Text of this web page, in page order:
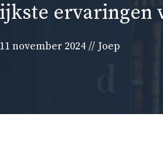
ervaringen
11 november 2024 // Joep